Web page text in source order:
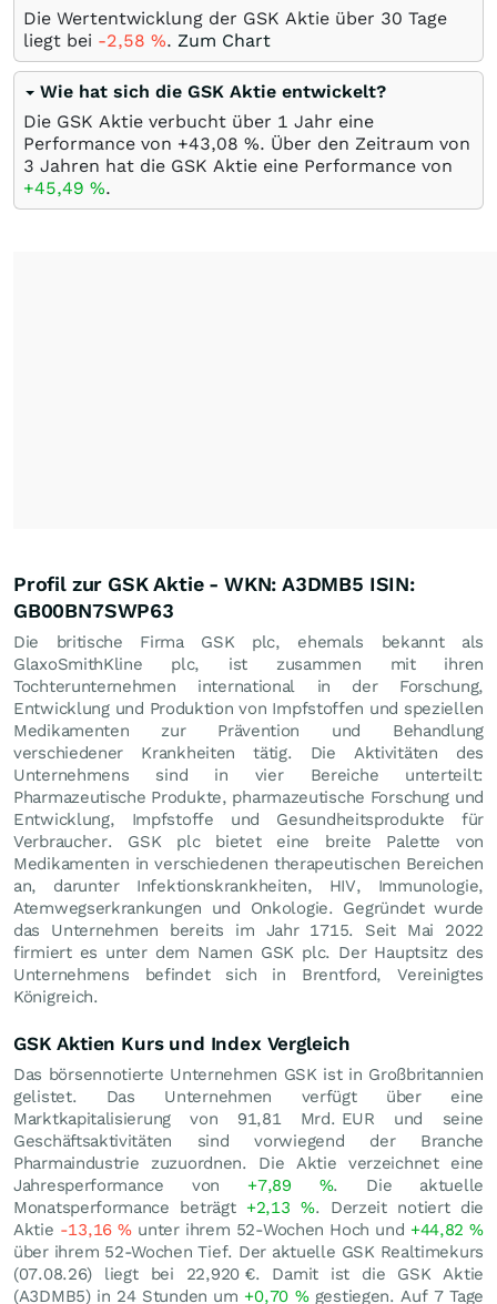
Die Wertentwicklung der GSK Aktie über 30 Tage
liegt bei -2,58 %. Zum Chart
Wie hat sich die GSK Aktie entwickelt?
Die GSK Aktie verbucht über 1 Jahr eine
Performance von +43,08 %. Über den Zeitraum von
3 Jahren hat die GSK Aktie eine Performance von
+45,49 %.
Profil zur GSK Aktie - WKN: A3DMB5 ISIN:
GB00BN7SWP63
Die britische Firma GSK plc, ehemals bekannt als
GlaxoSmithKline plc, ist zusammen mit ihren
Tochterunternehmen international in der Forschung,
Entwicklung und Produktion von Impfstoffen und speziellen
Medikamenten zur Prävention und Behandlung
verschiedener Krankheiten tätig. Die Aktivitäten des
Unternehmens sind in vier Bereiche unterteilt:
Pharmazeutische Produkte, pharmazeutische Forschung und
Entwicklung, Impfstoffe und Gesundheitsprodukte für
Verbraucher. GSK plc bietet eine breite Palette von
Medikamenten in verschiedenen therapeutischen Bereichen
an, darunter Infektionskrankheiten, HIV, Immunologie,
Atemwegserkrankungen und Onkologie. Gegründet wurde
das Unternehmen bereits im Jahr 1715. Seit Mai 2022
firmiert es unter dem Namen GSK plc. Der Hauptsitz des
Unternehmens befindet sich in Brentford, Vereinigtes
Königreich.
GSK Aktien Kurs und Index Vergleich
Das börsennotierte Unternehmen GSK ist in Großbritannien
gelistet. Das Unternehmen verfügt über eine
Marktkapitalisierung von 91,81 Mrd. EUR und seine
Geschäftsaktivitäten sind vorwiegend der Branche
Pharmaindustrie zuzuordnen. Die Aktie verzeichnet eine
Jahresperformance von +7,89 %. Die aktuelle
Monatsperformance beträgt +2,13%. Derzeit notiert die
Aktie -13,16%unter ihrem 52-Wochen Hoch und +44,82%
über ihrem 52-Wochen Tief. Der aktuelle GSK Realtimekurs
(07.08.26) liegt bei 22,920 €. Damit ist die GSK Aktie
(A3DMB5) in 24 Stunden um +0,70 %gestiegen. Auf 7 Tage